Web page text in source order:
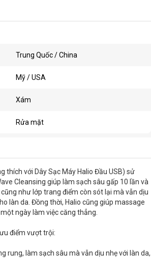
Trung Quốc / China
Mỹ / USA
Xám
Rửa mặt
thích với Dây Sạc Máy Halio Đầu USB) sử
Cleansing giúp làm sạch sâu gấp 10 lần và
như lớp trang điểm còn sót lại mà vẫn dịu
làn da. Đồng thời, Halio cũng giúp massage
ngày làm việc căng thẳng.
điểm vượt trội:
rung, làm sạch sâu mà vẫn dịu nhẹ với làn da,